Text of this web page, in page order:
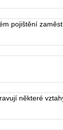
pojištění
některé